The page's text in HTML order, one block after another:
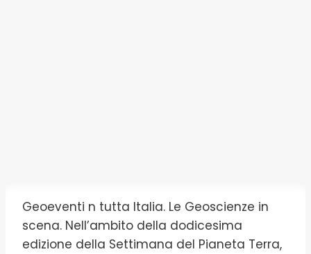
Geoeventi n tutta Italia. Le Geoscienze in
scena. Nell’ambito della dodicesima
edizione della Settimana del Pianeta Terra,